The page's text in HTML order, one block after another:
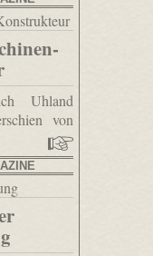
Uhland
von